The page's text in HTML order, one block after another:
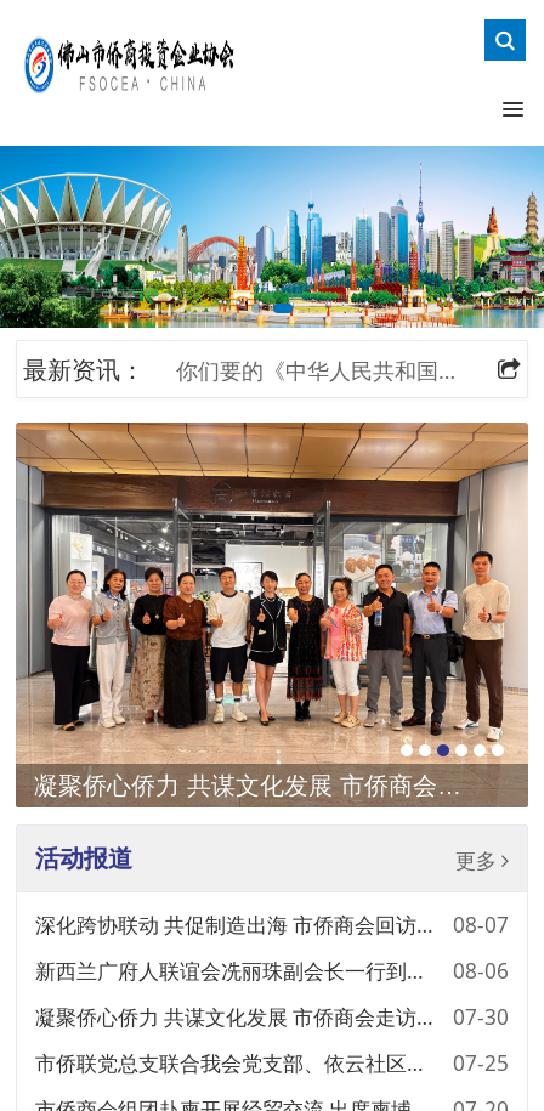
最新资讯：
广东省进一步推动竞争政策在粤港澳大湾区先行落地的实施方案
六部门出招优化跨境人民币政策
发展改革委 商务部令第38号 鼓励外商投资产业目录（2020年版）
习近平在“不忘初心、牢记使命”主题教育工作会议上的讲话
华侨子女回国如何接受义务教育？
全球首个“佛山会馆”在澳洲悉尼动工
深化跨协联动 共促制造出海 市侨商会回访佛山市工业自动化行业协会 共探佛山制造全球化发展新路径
新西兰广府人联谊会冼丽珠副会长一行到访我会凝聚侨心侨力 共谋文化发展 市侨商会走访副会长单位浓淡文化
市侨联党总支联合我会党支部、依云社区党委共同开展树立和践行正确政绩观党性教育研学活动
市侨商会组团赴柬开展经贸交流 出席柬埔寨佛山南海商会就职典礼并拜访多家侨团
我会常务副会长傅一鸣受聘为佛山海关第八届特约监督员
活动报道 更多
深化跨协联动 共促制造出海 市侨商会回访佛山市工业自动化行业协会 共探佛山制造全球化发展新路径
08-07
新西兰广府人联谊会冼丽珠副会长一行到访我会
08-06
凝聚侨心侨力 共谋文化发展 市侨商会走访副会长单位浓淡文化
07-30
市侨联党总支联合我会党支部、依云社区党委共同开展树立和践行正确政绩观党性教育研学活动
07-25